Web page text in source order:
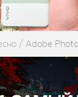
Adobe